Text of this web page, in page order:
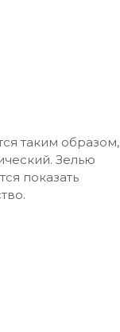
таким образом,
Зелью
показать